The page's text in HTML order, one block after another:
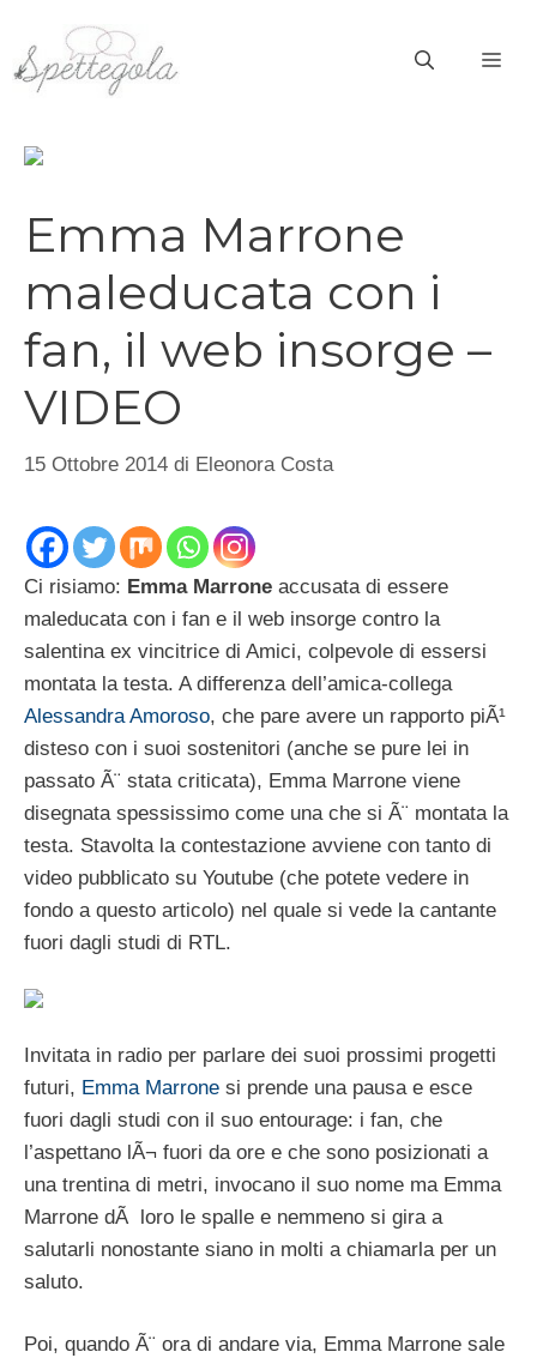
contenuto
Emma Marrone
maleducata con i
fan, il web insorge –
VIDEO
15 Ottobre 2014 di Eleonora Costa
Ci risiamo: Emma Marrone accusata di essere
maleducata con i fan e il web insorge contro la
salentina ex vincitrice di Amici, colpevole di essersi
montata la testa. A differenza dell’amica-collega
Alessandra Amoroso, che pare avere un rapporto piÃ¹
disteso con i suoi sostenitori (anche se pure lei in
passato Ã¨ stata criticata), Emma Marrone viene
disegnata spessissimo come una che si Ã¨ montata la
testa. Stavolta la contestazione avviene con tanto di
video pubblicato su Youtube (che potete vedere in
fondo a questo articolo) nel quale si vede la cantante
fuori dagli studi di RTL.
Invitata in radio per parlare dei suoi prossimi progetti
futuri, Emma Marrone si prende una pausa e esce
fuori dagli studi con il suo entourage: i fan, che
l’aspettano lÃ¬ fuori da ore e che sono posizionati a
una trentina di metri, invocano il suo nome ma Emma
Marrone dÃ loro le spalle e nemmeno si gira a
salutarli nonostante siano in molti a chiamarla per un
saluto.
Poi, quando Ã¨ ora di andare via, Emma Marrone sale